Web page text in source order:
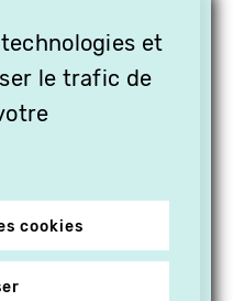
et
le trafic de
cookies
EN
VOS
!